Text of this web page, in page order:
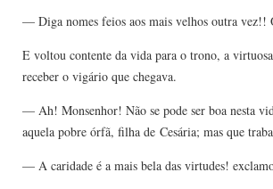
— Diga nomes feios aos mais velhos outra vez!!
E voltou contente da vida para o trono, a
receber o vigário que chegava.
— Ah! Monsenhor! Não se pode ser boa nesta
aquela pobre órfã, filha de Cesária; mas que
— A caridade é a mais bela das virtudes!